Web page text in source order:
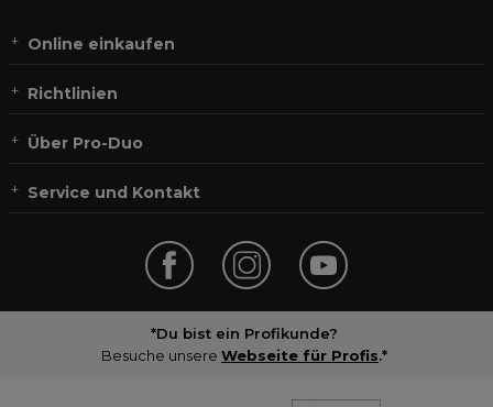
Online einkaufen
Richtlinien
Über Pro-Duo
Service und Kontakt
*Du bist ein Profikunde?
Besuche unsere Webseite für Profis.*